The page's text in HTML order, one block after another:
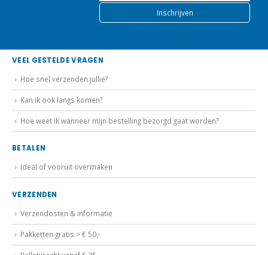
VEEL GESTELDE VRAGEN
Hoe snel verzenden jullie?
Kan ik ook langs komen?
Hoe weet ik wanneer mijn bestelling bezorgd gaat worden?
BETALEN
Ideal of vooruit overmaken
VERZENDEN
Verzendosten & informatie
Pakketten gratis > € 50,-